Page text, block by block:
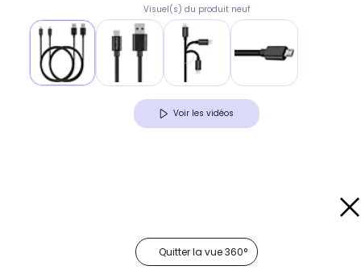
Visuel(s) du produit neuf
Voir les vidéos
Quitter la vue 360°